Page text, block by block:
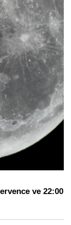
ve 22:00